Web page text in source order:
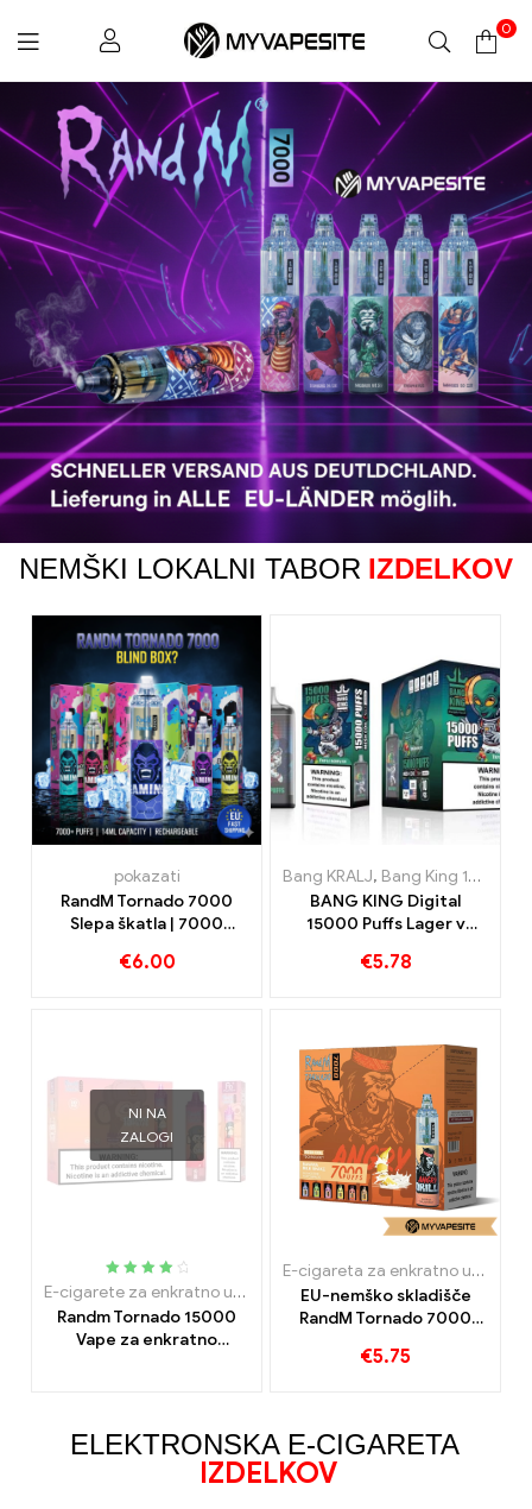
Myvapesite.de
0
NEMŠKI LOKALNI TABOR IZDELKOV
pokazati
RandM Tornado 7000
Slepa škatla | 7000
dostava v EU
€6.00
Bang KRALJ, Bang King 15000 Napihnjenci
BANG KING Digital
15000 Puffs Lager v
brez treninga
€5.78
NI NA
ZALOGI
Ocenjeno
E-cigarete za enkratno uporabo
Randm Tornado 15000
Vape za enkratno
E-cigareta za enkratno uporabo z nikotinom
EU-nemško skladišče
RandM Tornado 7000
uporabo 7000
€5.75
ELEKTRONSKA E-CIGARETA
IZDELKOV